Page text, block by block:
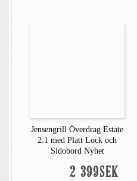
Jensengrill Överdrag Estate
2.1 med Platt Lock och
Sidobord Nyhet
2 399SEK